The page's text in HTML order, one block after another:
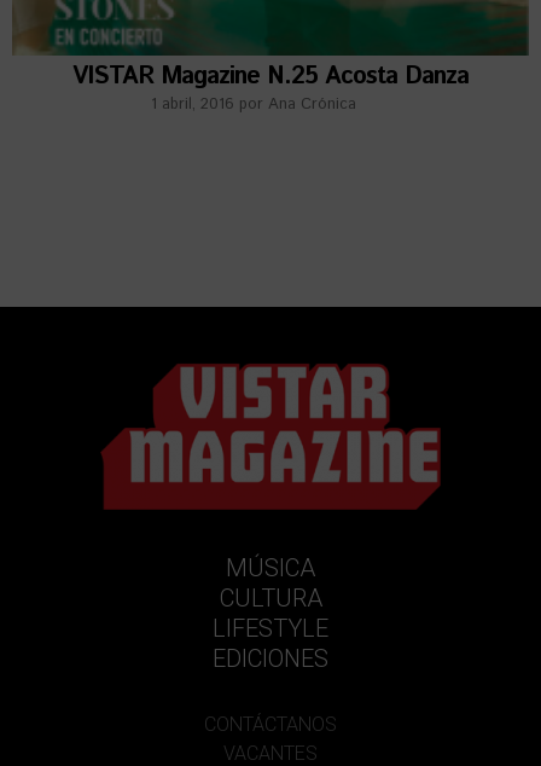
VISTAR Magazine N.25 Acosta Danza
1 abril, 2016 por Ana Crónica
MÚSICA
CULTURA
LIFESTYLE
EDICIONES
CONTÁCTANOS
VACANTES